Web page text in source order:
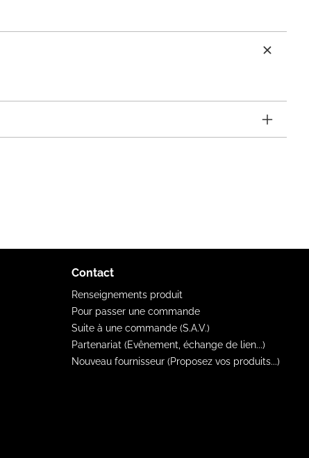
Contact
Renseignements produit
Pour passer une commande
Suite à une commande (S.A.V.)
Partenariat (Evênement, échange de lien...)
Nouveau fournisseur (Proposez vos produits...)